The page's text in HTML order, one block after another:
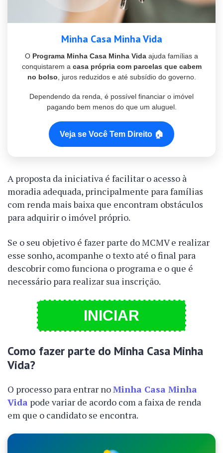
Minha Casa Minha Vida
O Programa Minha Casa Minha Vida ajuda famílias a
conquistarem a casa própria com parcelas que cabem
no bolso , juros reduzidos e até subsídio do governo.
Dependendo da renda, é possível financiar o imóvel
pagando bem menos do que um aluguel.
Veja se Você Tem Direito 🏠
A proposta da iniciativa é facilitar o acesso à
moradia adequada, principalmente para famílias
com renda mais baixa que encontram obstáculos
para adquirir o imóvel próprio.
Se o seu objetivo é fazer parte do MCMV e realizar
esse sonho, acompanhe o texto até o final para
descobrir como funciona o programa e o que é
necessário para realizar sua inscrição.
INICIAR
Como fazer parte do Minha Casa Minha
Vida?
O processo para entrar noMinha Casa Minha
Vida pode variar de acordo com a faixa de renda
em que o candidato se encontra.